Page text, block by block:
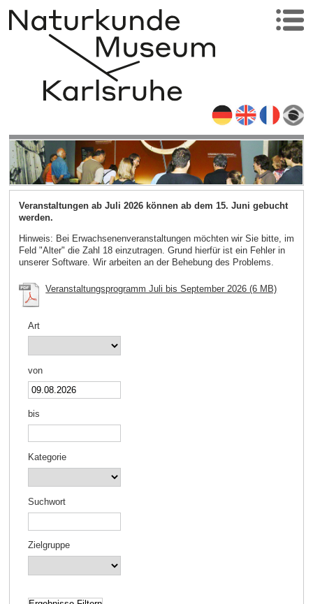
Veranstaltungen ab Juli 2026 können ab dem 15. Juni gebucht
werden.
Hinweis: Bei Erwachsenenveranstaltungen möchten wir Sie bitte, im
Feld "Alter" die Zahl 18 einzutragen. Grund hierfür ist ein Fehler in
unserer Software. Wir arbeiten an der Behebung des Problems.
Veranstaltungsprogramm Juli bis September 2026 (6 MB)
Art
von
bis
Kategorie
Suchwort
Zielgruppe